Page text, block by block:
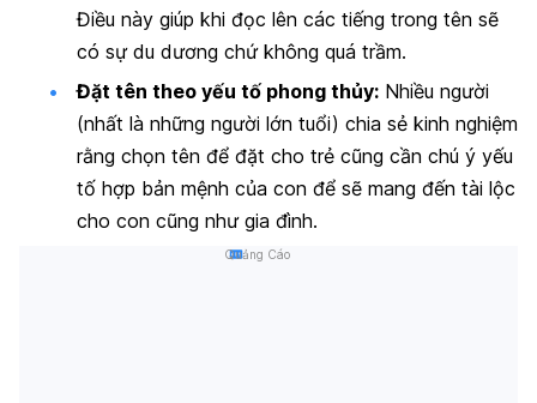
Điều này giúp khi đọc lên các tiếng trong tên sẽ
có sự du dương chứ không quá trầm.
Đặt tên theo yếu tố phong thủy: Nhiều người
(nhất là những người lớn tuổi) chia sẻ kinh nghiệm
rằng chọn tên để đặt cho trẻ cũng cần chú ý yếu
tố hợp bản mệnh của con để sẽ mang đến tài lộc
cho con cũng như gia đình.
Quảng Cáo